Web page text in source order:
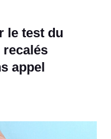
le test du
recalés
appel